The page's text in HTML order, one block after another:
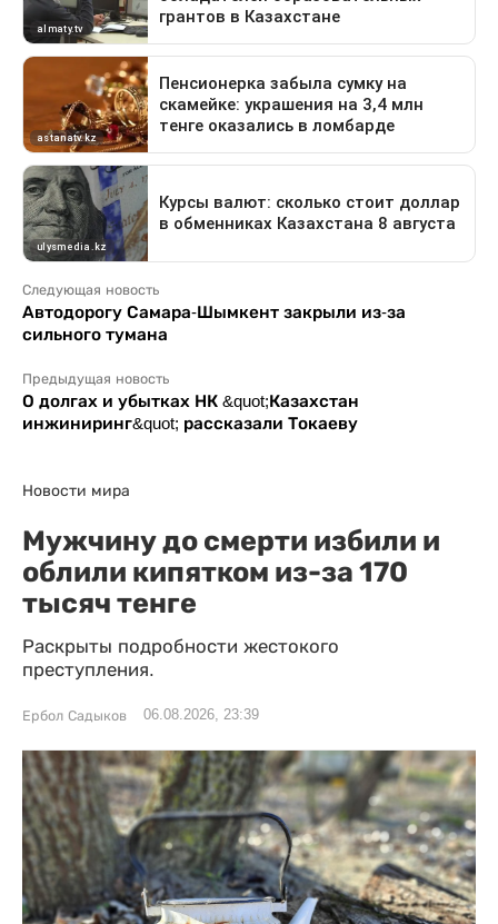
Следующая новость
Автодорогу Самара-Шымкент закрыли из-за
сильного тумана
Предыдущая новость
О долгах и убытках НК &quot;Казахстан
инжиниринг&quot; рассказали Токаеву
Новости мира
Мужчину до смерти избили и
облили кипятком из-за 170
тысяч тенге
Раскрыты подробности жестокого
преступления.
Ербол Садыков 06.08.2026, 23:39